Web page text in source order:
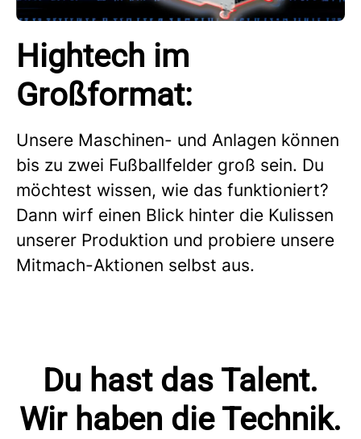
Hightech im
Großformat:
Unsere Maschinen- und Anlagen können
bis zu zwei Fußballfelder groß sein. Du
möchtest wissen, wie das funktioniert?
Dann wirf einen Blick hinter die Kulissen
unserer Produktion und probiere unsere
Mitmach-Aktionen selbst aus.
Du hast das Talent.
Wir haben die Technik.